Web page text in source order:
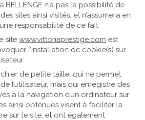
BELLENGE n’a pas la possibilité de
sites ainsi visités, et n’assumera en
responsabilité de ce fait.
site www.vittoriaprestige.com est
l’installation de cookie(s) sur
de petite taille, qui ne permet
l’utilisateur, mais qui enregistre des
à la navigation d’un ordinateur sur
ainsi obtenues visent à faciliter la
sur le site, et ont également